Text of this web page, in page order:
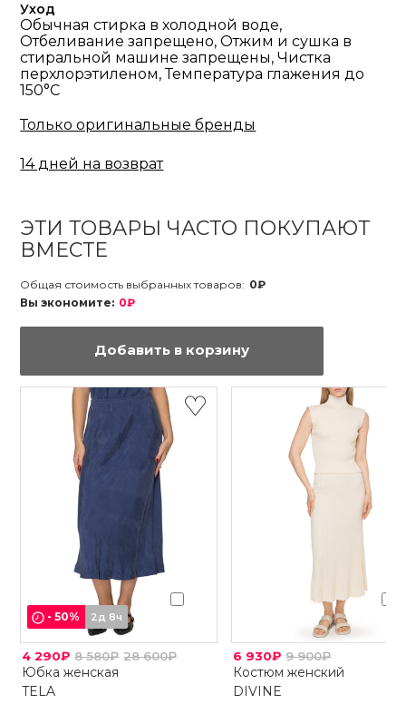
Уход
Обычная стирка в холодной воде,
Отбеливание запрещено, Отжим и сушка в
стиральной машине запрещены, Чистка
перхлорэтиленом, Температура глажения до
150°С
Только оригинальные бренды
14 дней на возврат
ЭТИ ТОВАРЫ ЧАСТО ПОКУПАЮТ
ВМЕСТЕ
Общая стоимость выбранных товаров: 0₽
Вы экономите: 0₽
Добавить в корзину
-50% 2д 8ч
4 290₽ 8 580₽ 28 600₽
Юбка женская
TELA
6 930₽ 9 900₽
Костюм женский
DIVINE